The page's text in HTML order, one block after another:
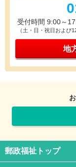
受付時間 9:00～
（土・日・祝日および
地
郵政福祉トップ